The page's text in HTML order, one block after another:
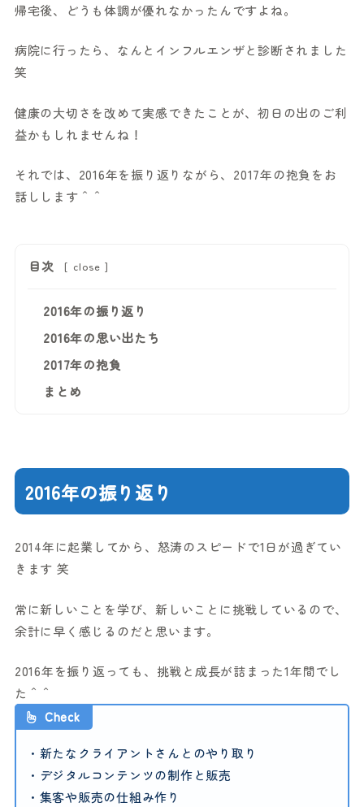
帰宅後、どうも体調が優れなかったんですよね。
病院に行ったら、なんとインフルエンザと診断されました
笑
健康の大切さを改めて実感できたことが、初日の出のご利
益かもしれませんね！
それでは、2016年を振り返りながら、2017年の抱負をお
話しします＾＾
目次 [ close ]
2016年の振り返り
2016年の思い出たち
2017年の抱負
まとめ
2016年の振り返り
2014年に起業してから、怒涛のスピードで1日が過ぎてい
きます 笑
常に新しいことを学び、新しいことに挑戦しているので、
余計に早く感じるのだと思います。
2016年を振り返っても、挑戦と成長が詰まった1年間でし
た＾＾
Check
・新たなクライアントさんとのやり取り
・デジタルコンテンツの制作と販売
・集客や販売の仕組み作り